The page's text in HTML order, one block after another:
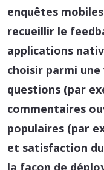
enquêtes
recueillir le
applications
choisir parmi
questions (par
commentaires
populaires (par
et satisfaction
la façon de